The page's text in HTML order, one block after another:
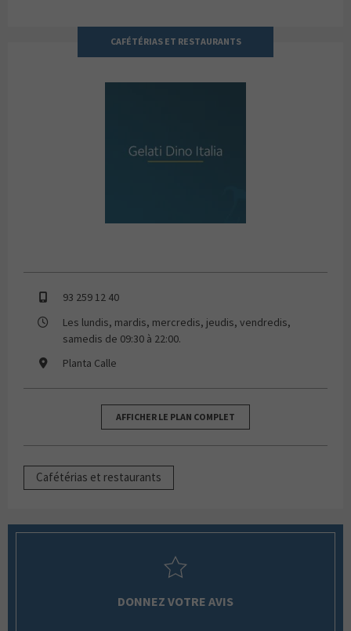
CAFÉTÉRIAS ET RESTAURANTS
GELATI DINO ITALIA
93 259 12 40
Les lundis, mardis, mercredis, jeudis, vendredis,
samedis de 09:30 à 22:00.
Planta Calle
AFFICHER LE PLAN COMPLET
Cafétérias et restaurants
DONNEZ VOTRE AVIS